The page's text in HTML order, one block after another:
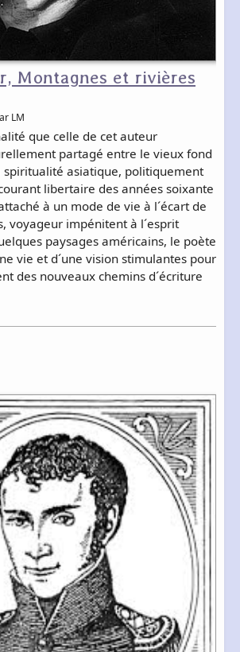
Montagnes et rivières
LM
que celle de cet auteur
partagé entre le vieux fond
asiatique, politiquement
libertaire des années soixante
à un mode de vie à l´écart de
voyageur impénitent à l´esprit
paysages américains, le poète
vie et d´une vision stimulantes pour
des nouveaux chemins d´écriture